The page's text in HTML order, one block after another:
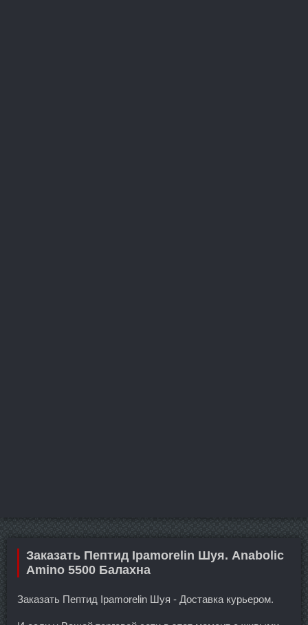
Заказать Пептид Ipamorelin Шуя. Anabolic
Amino 5500 Балахна
Заказать Пептид Ipamorelin Шуя - Доставка курьером.